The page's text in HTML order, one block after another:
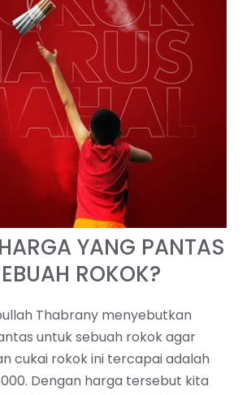
YANG PANTAS
ROKOK?
Thabrany menyebutkan
untuk sebuah rokok agar
cukai rokok ini tercapai adalah
Dengan harga tersebut kita